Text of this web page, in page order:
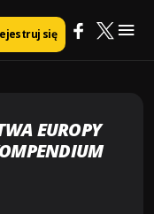
się
NOŻNEJ 2024 |
EUROPY